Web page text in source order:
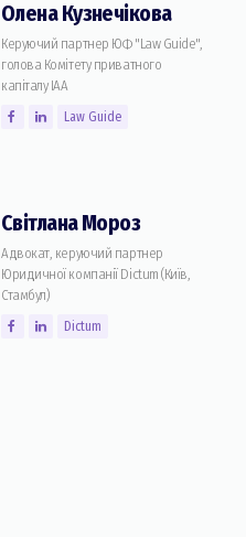
Олена Кузнечікова
Керуючий партнер ЮФ "Law Guide",
голова Комiтету приватного
капіталу IAA
Law Guide
Світлана Мороз
Адвокат, керуючий партнер
Юридичної компанії Dictum (Київ,
Стамбул)
Dictum